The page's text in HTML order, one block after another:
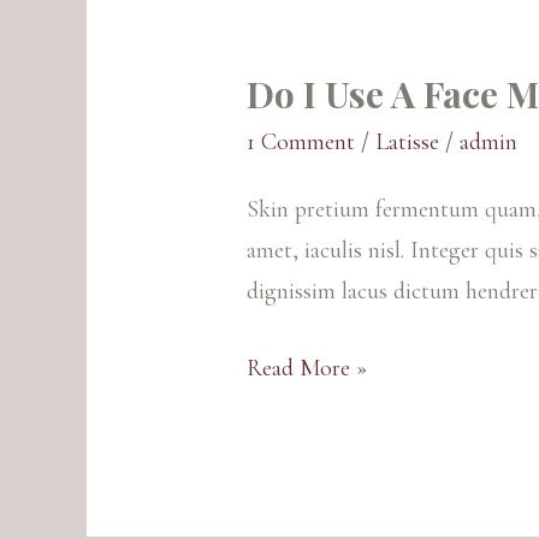
Do I Use A Face
1 Comment / Latisse /admin
Skin pretium fermentum
amet, iaculis nisl. Integer quis
dignissim lacus dictum
Do
A
Face
Mask
or
Read More »